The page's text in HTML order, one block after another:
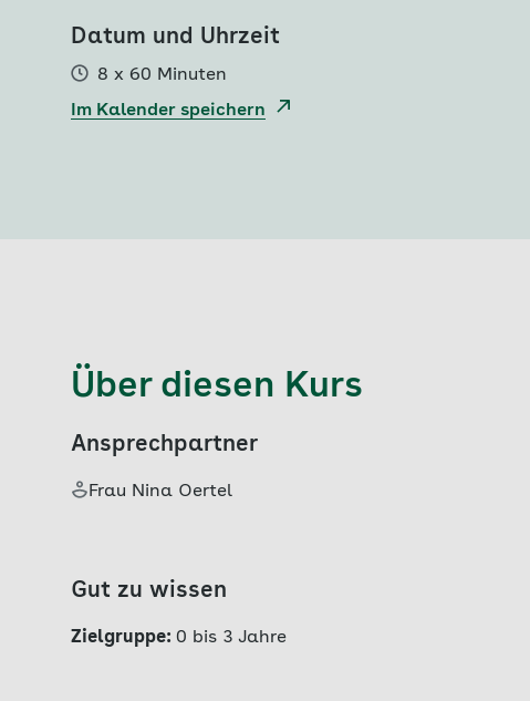
Datum und Uhrzeit
8 x 60 Minuten
Im Kalender speichern
Über diesen Kurs
Ansprechpartner
Frau Nina Oertel
Gut zu wissen
Zielgruppe: 0 bis 3 Jahre